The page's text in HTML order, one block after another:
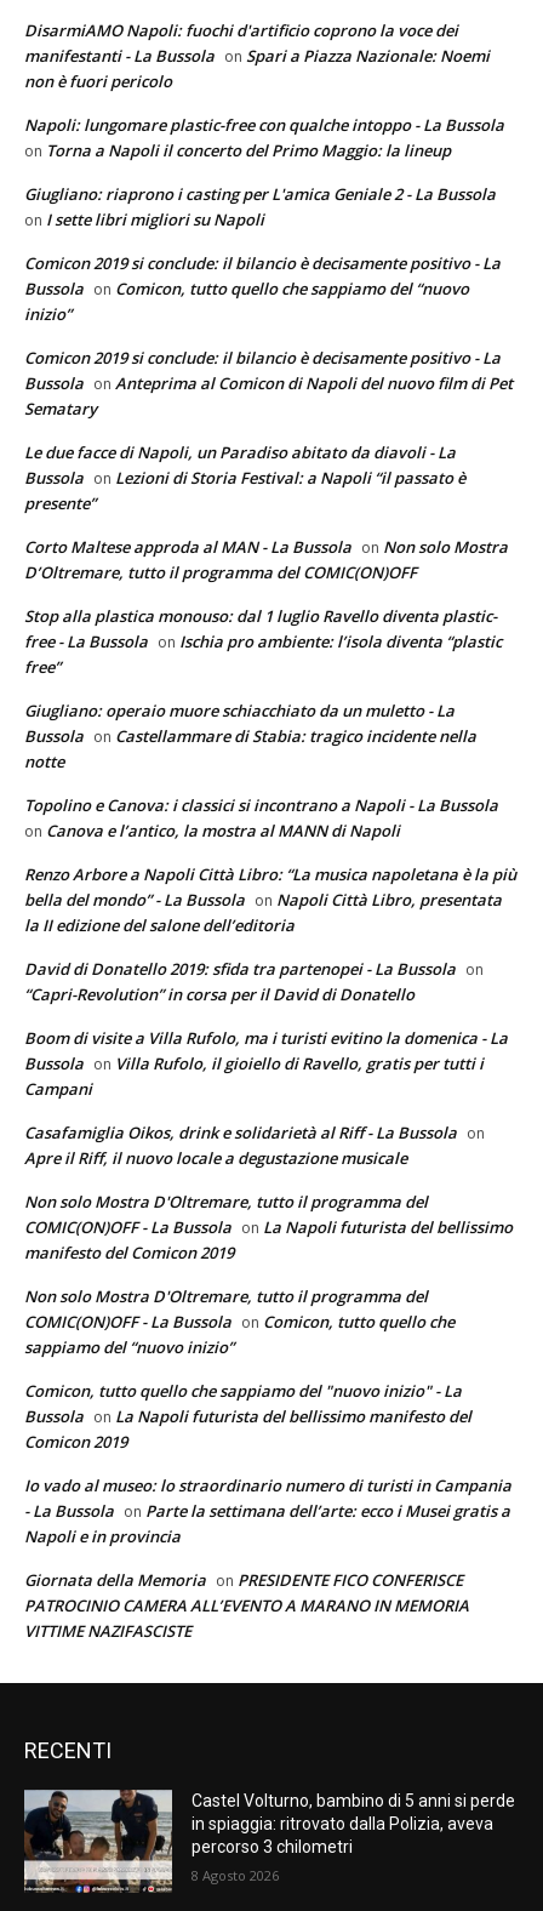
DisarmiAMO Napoli: fuochi d'artificio coprono la voce dei
manifestanti - La Bussola on Spari a Piazza Nazionale: Noemi
non è fuori pericolo
Napoli: lungomare plastic-free con qualche intoppo - La Bussola
on Torna a Napoli il concerto del Primo Maggio: la lineup
Giugliano: riaprono i casting per L'amica Geniale 2 - La Bussola
on I sette libri migliori su Napoli
Comicon 2019 si conclude: il bilancio è decisamente positivo - La
Bussola on Comicon, tutto quello che sappiamo del “nuovo
inizio”
Comicon 2019 si conclude: il bilancio è decisamente positivo - La
Bussola on Anteprima al Comicon di Napoli del nuovo film di Pet
Sematary
Le due facce di Napoli, un Paradiso abitato da diavoli - La
Bussola on Lezioni di Storia Festival: a Napoli “il passato è
presente”
Corto Maltese approda al MAN - La Bussola on Non solo Mostra
D’Oltremare, tutto il programma del COMIC(ON)OFF
Stop alla plastica monouso: dal 1 luglio Ravello diventa plastic-
free - La Bussola on Ischia pro ambiente: l’isola diventa “plastic
free”
Giugliano: operaio muore schiacchiato da un muletto - La
Bussola on Castellammare di Stabia: tragico incidente nella
notte
Topolino e Canova: i classici si incontrano a Napoli - La Bussola
on Canova e l’antico, la mostra al MANN di Napoli
Renzo Arbore a Napoli Città Libro: “La musica napoletana è la più
bella del mondo” - La Bussola on Napoli Città Libro, presentata
la II edizione del salone dell’editoria
David di Donatello 2019: sfida tra partenopei - La Bussola on
“Capri-Revolution” in corsa per il David di Donatello
Boom di visite a Villa Rufolo, ma i turisti evitino la domenica - La
Bussola on Villa Rufolo, il gioiello di Ravello, gratis per tutti i
Campani
Casafamiglia Oikos, drink e solidarietà al Riff - La Bussola on
Apre il Riff, il nuovo locale a degustazione musicale
Non solo Mostra D'Oltremare, tutto il programma del
COMIC(ON)OFF - La Bussola on La Napoli futurista del bellissimo
manifesto del Comicon 2019
Non solo Mostra D'Oltremare, tutto il programma del
COMIC(ON)OFF - La Bussola on Comicon, tutto quello che
sappiamo del “nuovo inizio”
Comicon, tutto quello che sappiamo del "nuovo inizio" - La
Bussola on La Napoli futurista del bellissimo manifesto del
Comicon 2019
Io vado al museo: lo straordinario numero di turisti in Campania
- La Bussola on Parte la settimana dell’arte: ecco i Musei gratis a
Napoli e in provincia
Giornata della Memoria on PRESIDENTE FICO CONFERISCE
PATROCINIO CAMERA ALL’EVENTO A MARANO IN MEMORIA
VITTIME NAZIFASCISTE
RECENTI
Castel Volturno, bambino di 5 anni si perde
in spiaggia: ritrovato dalla Polizia, aveva
percorso 3 chilometri
8 Agosto 2026